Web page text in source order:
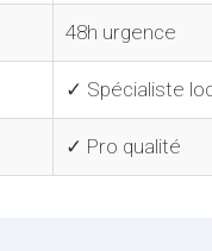
48h urgence
✓ Spécialiste
✓ Pro qualité